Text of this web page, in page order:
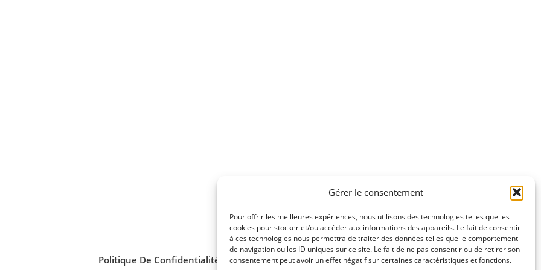
Gérer le consentement
Pour offrir les meilleures expériences, nous utilisons des technologies telles que les
cookies pour stocker et/ou accéder aux informations des appareils. Le fait de consentir
à ces technologies nous permettra de traiter des données telles que le comportement
de navigation ou les ID uniques sur ce site. Le fait de ne pas consentir ou de retirer son
consentement peut avoir un effet négatif sur certaines caractéristiques et fonctions.
Politique De Confidentialité Mentions Légales